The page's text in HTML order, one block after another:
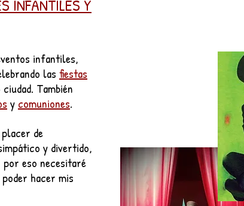
INFANTILES Y
infantiles,
las fiestas
También
y comuniones.
de
y divertido,
eso necesitaré
hacer mis